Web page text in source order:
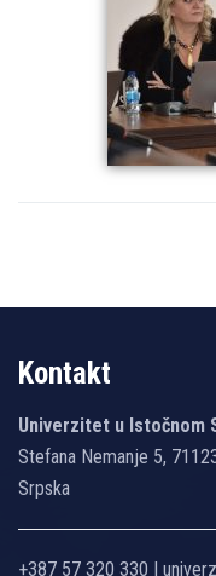
Kontakt
Univerzitet u Istočnom
Stefana Nemanje 5,
Srpska
+387 57 320 330 |